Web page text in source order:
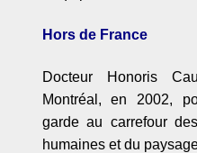
Hors de France
Docteur Honoris
Montréal, en 2002,
garde au carrefour
humaines et du